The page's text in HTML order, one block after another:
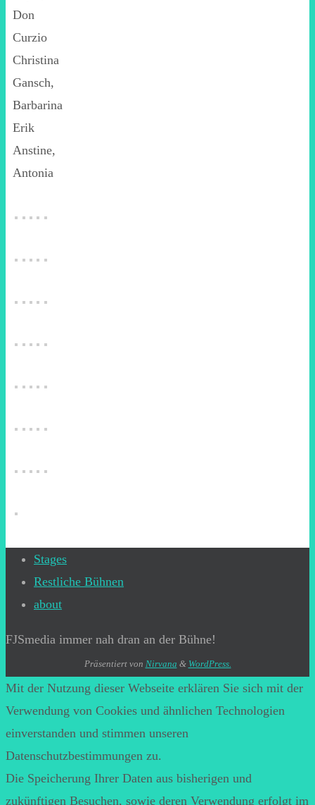
Don
Curzio
Christina
Gansch,
Barbarina
Erik
Anstine,
Antonia
Stages
Restliche Bühnen
about
FJSmedia immer nah dran an der Bühne!
Präsentiert von Nirvana & WordPress.
Mit der Nutzung dieser Webseite erklären Sie sich mit der
Verwendung von Cookies und ähnlichen Technologien
einverstanden und stimmen unseren
Datenschutzbestimmungen zu.
Die Speicherung Ihrer Daten aus bisherigen und
zukünftigen Besuchen, sowie deren Verwendung erfolgt im